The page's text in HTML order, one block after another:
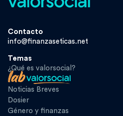
Contacto
info@finanzaseticas.net
Temas
¿Qué es valorsocial?
Noticias Breves
Dosier
Género y finanzas